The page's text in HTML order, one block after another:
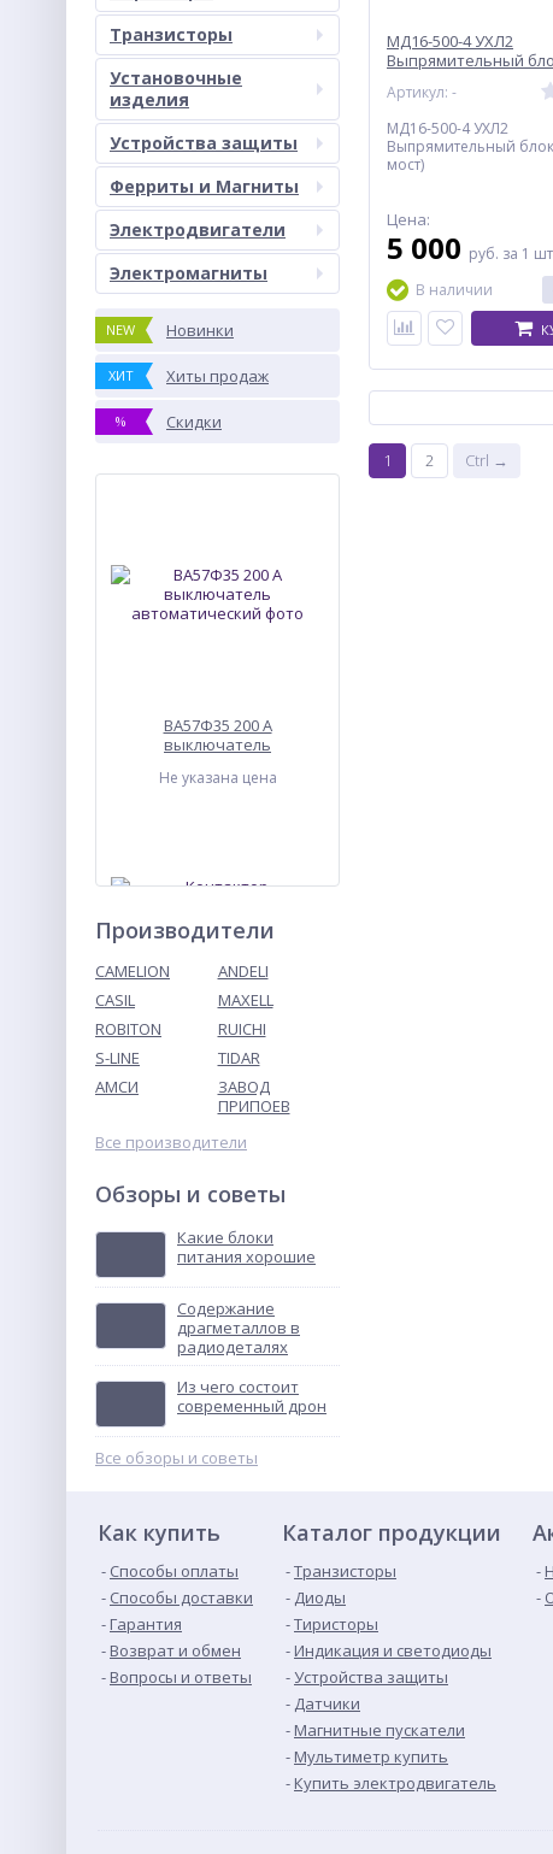
Транзисторы
Установочные
изделия
Устройства защиты
Ферриты и Магниты
Электродвигатели
Электромагниты
NEW Новинки
ХИТ Хиты продаж
% Скидки
ВА57Ф35 200 А
выключатель
Не указана цена
Контактор
ПМЛ-4160ДМ-80А-220АС-
Не указана цена
ТВУ-12В тональное
вызывное устройство
Не указана цена
Производители
CAMELION
ANDELI
CASIL
MAXELL
ROBITON
RUICHI
S-LINE
TIDAR
АМСИ
ЗАВОД
ПРИПОЕВ
Все производители
Обзоры и советы
Какие блоки
питания хорошие
Содержание
драгметаллов в
радиодеталях
Из чего состоит
современный дрон
Все обзоры и советы
МД16-500-4 УХЛ2
Выпрямительный
Артикул: -
МД16-500-4 УХЛ2
Выпрямительный
мост)
Цена:
5 000 руб. за 1 шт
В наличии
1 2 Ctrl →
Как купить
Способы оплаты
Способы доставки
Гарантия
Возврат и обмен
Вопросы и ответы
Каталог продукции
Транзисторы
Диоды
Тиристоры
Индикация и светодиоды
Устройства защиты
Датчики
Магнитные пускатели
Мультиметр купить
Купить электродвигатель